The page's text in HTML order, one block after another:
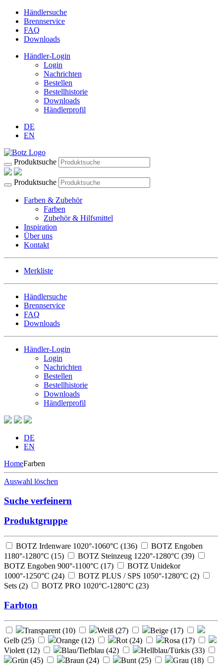
Händlersuche
Brennservice
FAQ
Downloads
Händler-Login
Login
Nachrichten
Bestellen
Bestellhistorie
Downloads
Händlerprofil
DE
EN
Produktsuche
Produktsuche
Farben & Zubehör
Farben
Zubehör & Hilfsmittel
Inspiration
Über uns
Kontakt
Merkliste
Händlersuche
Brennservice
FAQ
Downloads
Händler-Login
Login
Nachrichten
Bestellen
Bestellhistorie
Downloads
Händlerprofil
DE
EN
HomeFarben
Auswahl löschen
Suche verfeinern
Produktgruppe
BOTZ Irdenware 1020°-1060°C (136)
BOTZ Engoben
1180°-1280°C (15) BOTZ Steinzeug 1220°-1280°C (39)
BOTZ Engoben 900°-1100°C (17)
BOTZ Unidekor
1000°-1250°C (24) BOTZ PLUS / SPS 1050°-1280°C (2)
Sets (2) BOTZ PRO 1020°C-1280°C (23)
Farbton
Transparent (10) Weiß (27) Beige (17)
Gelb (25) Orange (12) Rot (24) Rosa (17)
Violett (12) Blau/Tiefblau (42) Hellblau/Türkis (33)
Grün (45) Braun (24) Bunt (25) Grau (18)